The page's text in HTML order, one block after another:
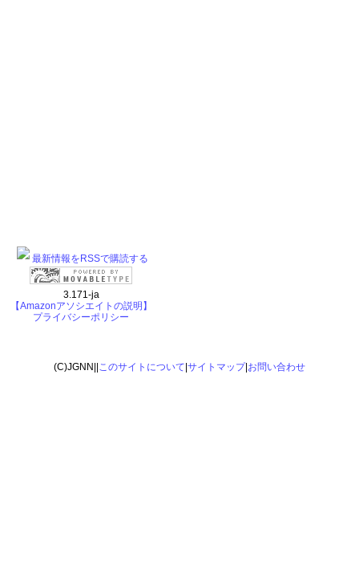
最新情報をRSSで購読する
3.171-ja
【Amazonアソシエイトの説明】
プライバシーポリシー
(C)JGNN|| このサイトについて サイトマップ| お問い合わせ